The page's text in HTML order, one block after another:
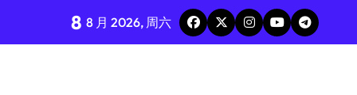
8 8 月 2026, 周六